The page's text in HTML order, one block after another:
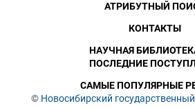
© Новосибирский
АТРИБУТНЫЙ
КОНТАКТЫ
НАУЧНАЯ
ПОСЛЕДНИЕ
САМЫЕ ПОПУЛЯРНЫЕ